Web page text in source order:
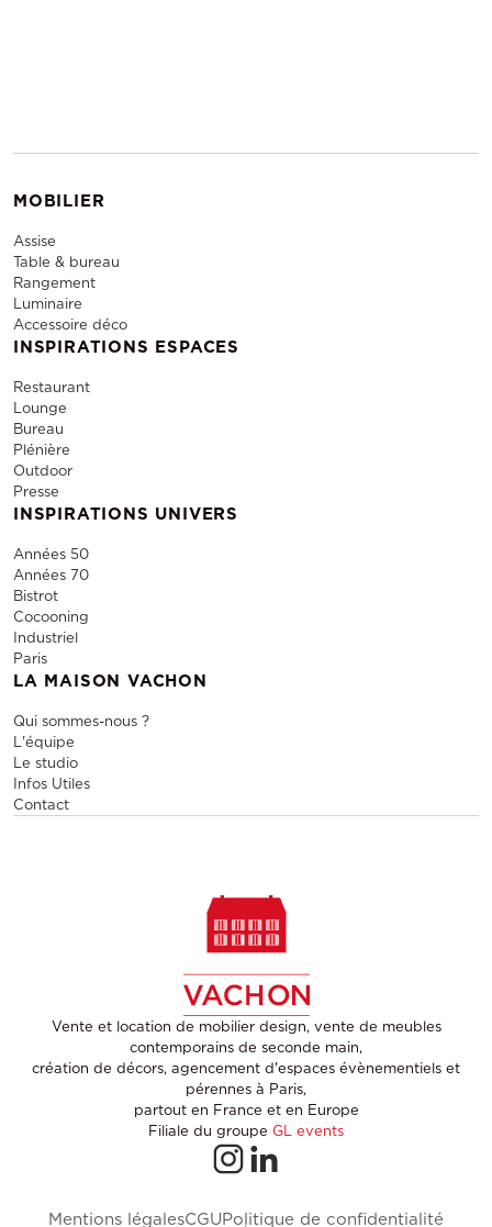
MOBILIER
Assise
Table & bureau
Rangement
Luminaire
Accessoire déco
INSPIRATIONS ESPACES
Restaurant
Lounge
Bureau
Plénière
Outdoor
Presse
INSPIRATIONS UNIVERS
Années 50
Années 70
Bistrot
Cocooning
Industriel
Paris
LA MAISON VACHON
Qui sommes-nous ?
L'équipe
Le studio
Infos Utiles
Contact
Vente et location de mobilier design, vente de meubles
contemporains de seconde main,
création de décors, agencement d'espaces évènementiels et
pérennes à Paris,
partout en France et en Europe
Filiale du groupe GL events
Mentions légalesCGUPolitique de confidentialité